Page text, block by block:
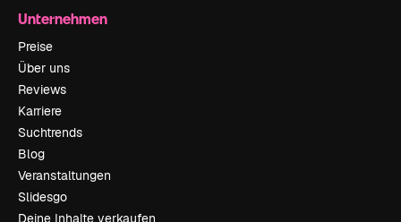
Unternehmen
Preise
Über uns
Reviews
Karriere
Suchtrends
Blog
Veranstaltungen
Slidesgo
Deine Inhalte verkaufen